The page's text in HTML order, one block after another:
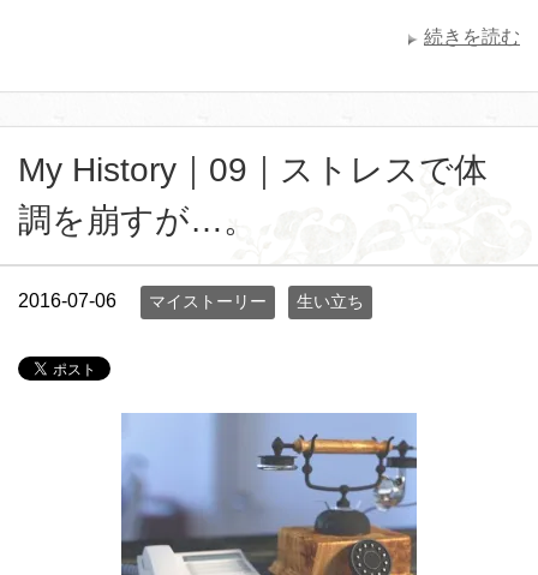
続きを読む
My History｜09｜ストレスで体
調を崩すが…。
2016-07-06 マイストーリー 生い立ち